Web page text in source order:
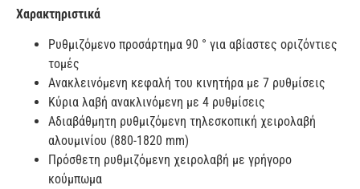
Χαρακτηριστικά
Ρυθμιζόμενο προσάρτημα 90 ° για αβίαστες οριζόντιες
τομές
Ανακλεινόμενη κεφαλή του κινητήρα με 7 ρυθμίσεις
Κύρια λαβή ανακλινόμενη με 4 ρυθμίσεις
Αδιαβάθμητη ρυθμιζόμενη τηλεσκοπική χειρολαβή
αλουμινίου (880-1820 mm)
Πρόσθετη ρυθμιζόμενη χειρολαβή με γρήγορο
κούμπωμα